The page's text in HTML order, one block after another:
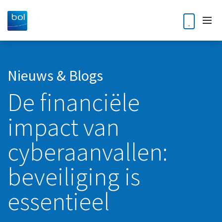
Home
Diensten
Audit
Bedrijfsoverdracht en opvolging
Business Intelligence
Corporate finance
Klantverhalen
Nieuws en blogs
Kennisdossiers
Over ons
Nieuws & Blogs
De financiële
impact van
cyberaanvallen:
beveiliging is
essentieel